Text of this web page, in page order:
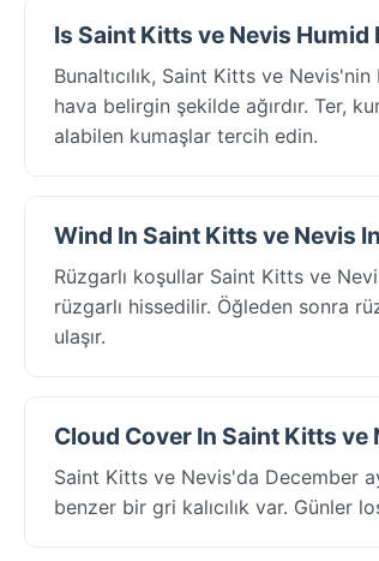
Is Saint Kitts ve Nevis Humid
Bunaltıcılık, Saint Kitts ve
hava belirgin şekilde ağırdır. Ter,
alabilen kumaşlar tercih edin.
Wind In Saint Kitts ve Nevis
Rüzgarlı koşullar Saint Kitts ve
rüzgarlı hissedilir. Öğleden sonra
ulaşır.
Cloud Cover In Saint Kitts ve
Saint Kitts ve Nevis'da December
benzer bir gri kalıcılık var. Günler